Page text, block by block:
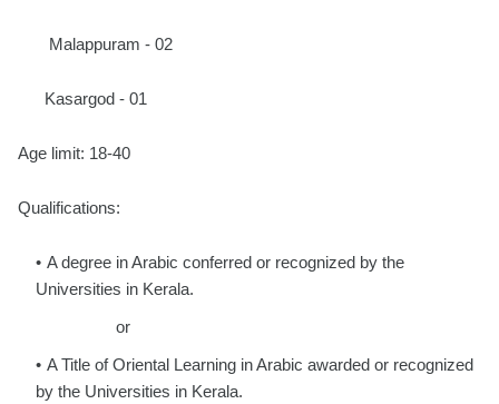
Malappuram - 02
Kasargod - 01
Age limit: 18-40
Qualifications:
A degree in Arabic conferred or recognized by the
Universities in Kerala.
or
A Title of Oriental Learning in Arabic awarded or recognized
by the Universities in Kerala.